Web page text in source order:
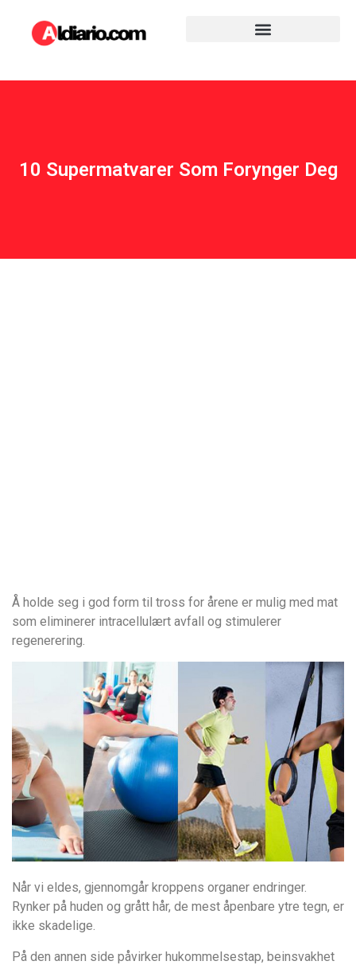
10 Supermatvarer Som Forynger Deg
Å holde seg i god form til tross for årene er mulig med mat
som eliminerer intracellulært avfall og stimulerer
regenerering.
Når vi eldes, gjennomgår kroppens organer endringer.
Rynker på huden og grått hår, de mest åpenbare ytre tegn, er
ikke skadelige.
På den annen side påvirker hukommelsestap, beinsvakhet